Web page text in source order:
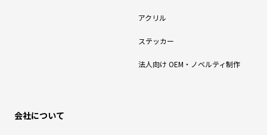
アクリル
ステッカー
法人向け OEM・ノベルティ制作
会社について